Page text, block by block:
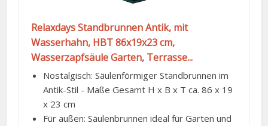
Relaxdays Standbrunnen Antik, mit
Wasserhahn, HBT 86x19x23 cm,
Wasserzapfsäule Garten, Terrasse...
Nostalgisch: Säulenförmiger Standbrunnen im
Antik-Stil - Maße Gesamt H x B x T ca. 86 x 19
x 23 cm
Für außen: Säulenbrunnen ideal für Garten und